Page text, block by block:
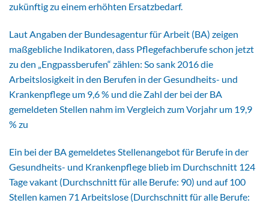
zukünftig zu einem erhöhten Ersatzbedarf.
Laut Angaben der Bundesagentur für Arbeit (BA) zeigen
maßgebliche Indikatoren, dass Pflegefachberufe schon jetzt
zu den „Engpassberufen“ zählen: So sank 2016 die
Arbeitslosigkeit in den Berufen in der Gesundheits- und
Krankenpflege um 9,6 % und die Zahl der bei der BA
gemeldeten Stellen nahm im Vergleich zum Vorjahr um 19,9
% zu
Ein bei der BA gemeldetes Stellenangebot für Berufe in der
Gesundheits- und Krankenpflege blieb im Durchschnitt 124
Tage vakant (Durchschnitt für alle Berufe: 90) und auf 100
Stellen kamen 71 Arbeitslose (Durchschnitt für alle Berufe: